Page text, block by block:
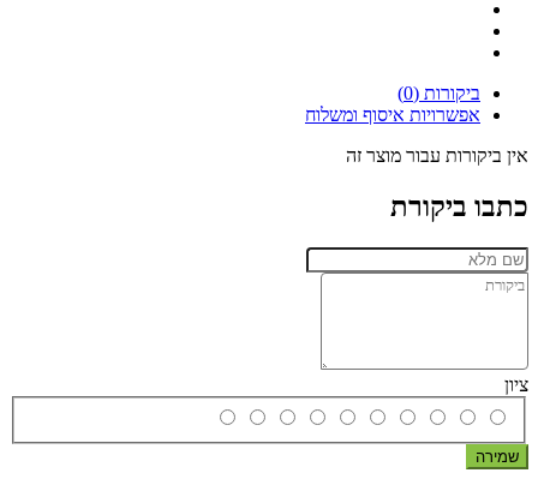
ביקורות (0)
אפשרויות איסוף ומשלוח
אין ביקורות עבור מוצר זה
כתבו ביקורת
ציון
שמירה